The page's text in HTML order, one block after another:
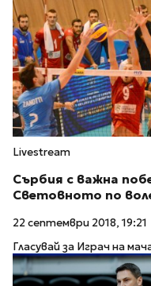
Livestream
Сърбия с важна
Световното по
22 септември 2018, 19:21
Гласувай за Играч на